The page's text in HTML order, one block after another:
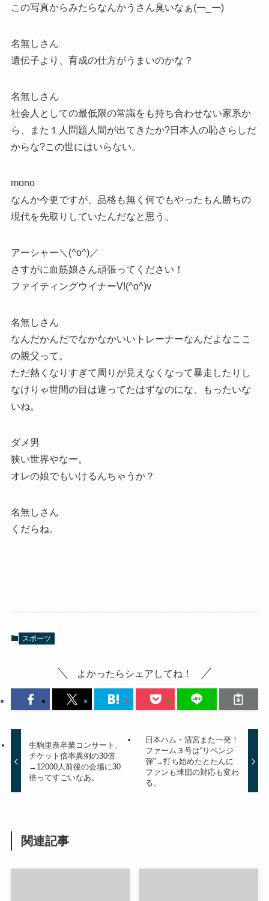
この写真からみたらなんかうさん臭いなぁ(￢_￢)
名無しさん
遺伝子より、育成の仕方がうまいのかな？
名無しさん
社会人としての最低限の常識をも持ち合わせない家系か
ら、また１人問題人間が出てきたか?日本人の恥さらしだ
からな?この世にはいらない。
mono
なんか今更ですが、品格も無く何でもやったもん勝ちの
現代を先取りしていたんだなと思う。
アーシャー＼(^o^)／
さすがに血筋娘さん頑張ってください！
ファイティングウイナーV!(^o^)v
名無しさん
なんだかんだでなかなかいいトレーナーなんだよなここ
の親父って。
ただ熱くなりすぎて周りが見えなくなって暴走したりし
なけりゃ世間の目は違ってたはずなのにな、もったいな
いね。
ダメ男
狭い世界やなー。
オレの娘でもいけるんちゃうか？
名無しさん
くだらね。
スポーツ
よかったらシェアしてね！
生駒里奈卒業コンサート、
チケット倍率異例の30倍
→12000人前後の会場に30
倍ってすごいなあ。
日本ハム・清宮また一発！
ファーム３号は“リベンジ
弾”→打ち始めたとたんに
ファンも球団の対応も変わ
る。
関連記事